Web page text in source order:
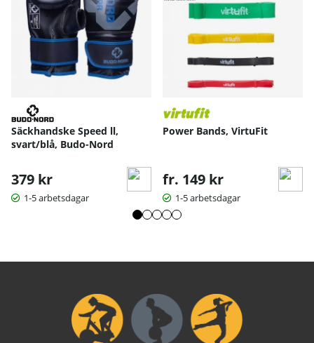
Säckhandske Speed ll,
svart/blå, Budo-Nord
379 kr
1-5 arbetsdagar
Power Bands, VirtuFit
fr. 149 kr
1-5 arbetsdagar